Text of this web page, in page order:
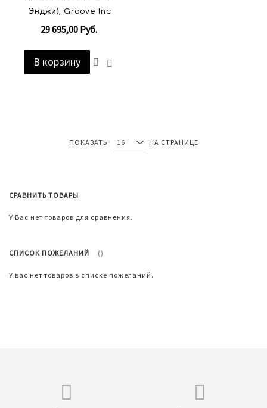
Энджи), Groove Inc
29 695,00 Руб.
В корзину
Добавить
ПОКАЗАТЬ НА СТРАНИЦЕ
СРАВНИТЬ ТОВАРЫ
У Вас нет товаров для сравнения.
СПИСОК ПОЖЕЛАНИЙ
У вас нет товаров в списке пожеланий.